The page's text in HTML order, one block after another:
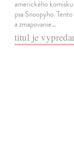
amerického
psa Snoopyho.
a zmapovanie…
titul je